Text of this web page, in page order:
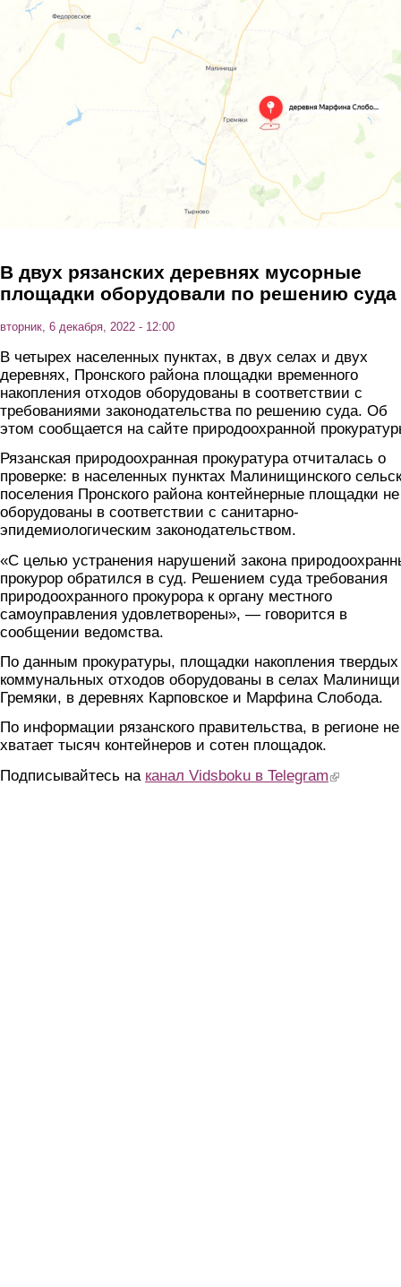
Перейти к основному содержанию
В двух рязанских деревнях мусорные
площадки оборудовали по решению суда
вторник, 6 декабря, 2022 - 12:00
В четырех населенных пунктах, в двух селах и двух
деревнях, Пронского района площадки временного
накопления отходов оборудованы в соответствии с
требованиями законодательства по решению суда. Об
этом сообщается на сайте природоохранной
Рязанская природоохранная прокуратура отчиталась о
проверке: в населенных пунктах Малинищинского
поселения Пронского района контейнерные площадки не
оборудованы в соответствии с санитарно-
эпидемиологическим законодательством.
«С целью устранения нарушений закона
прокурор обратился в суд. Решением суда требования
природоохранного прокурора к органу местного
самоуправления удовлетворены», — говорится в
сообщении ведомства.
По данным прокуратуры, площадки накопления твердых
коммунальных отходов оборудованы в селах
Гремяки, в деревнях Карповское и Марфина Слобода.
По информации рязанского правительства, в регионе не
хватает тысяч контейнеров и сотен площадок.
Подписывайтесь на канал Vidsboku в Telegram (link is